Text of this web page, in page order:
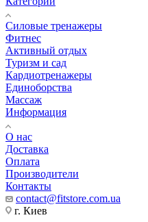
Силовые тренажеры
Фитнес
Активный отдых
Туризм и сад
Кардиотренажеры
Единоборства
Массаж
Информация
О нас
Доставка
Оплата
Производители
Контакты
contact@fitstore.com.ua
г. Киев